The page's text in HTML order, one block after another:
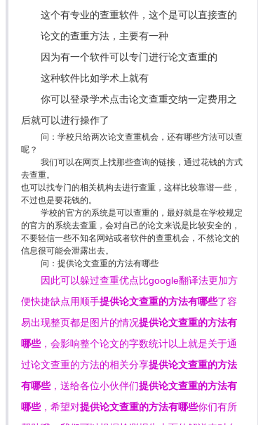
这个有专业的查重软件，这个是可以直接查的
论文的查重方法，主要有一种
因为有一个软件可以专门进行论文查重的
这种软件比如学术上就有
你可以登录学术点击论文查重交纳一定费用之
后就可以进行操作了
问：学校只给两次论文查重机会，还有哪些方法可以查
呢？
我们可以在网页上找那些查询的链接，通过花钱的方式
去查重。
也可以找专门的相关机构去进行查重，这样比较靠谱一些，
不过也是要花钱的。
学校的官方的系统是可以查重的，最好就是在学校规定
的官方的系统去查重，会对自己的论文来说是比较安全的，
不要轻信一些不知名网站或者软件的查重机会，不然论文的
信息很可能会泄露出去。
问：提供论文查重的方法有哪些
因此可以躲过查重优点比google翻译法更加方
便快捷缺点用顺手提供论文查重的方法有哪些了容
易出现整页都是图片的情况提供论文查重的方法有
哪些，会影响整个论文的字数统计以上就是关于通
过论文查重的方法的相关分享提供论文查重的方法
有哪些，送给各位小伙伴们提供论文查重的方法有
哪些，希望对提供论文查重的方法有哪些你们有所